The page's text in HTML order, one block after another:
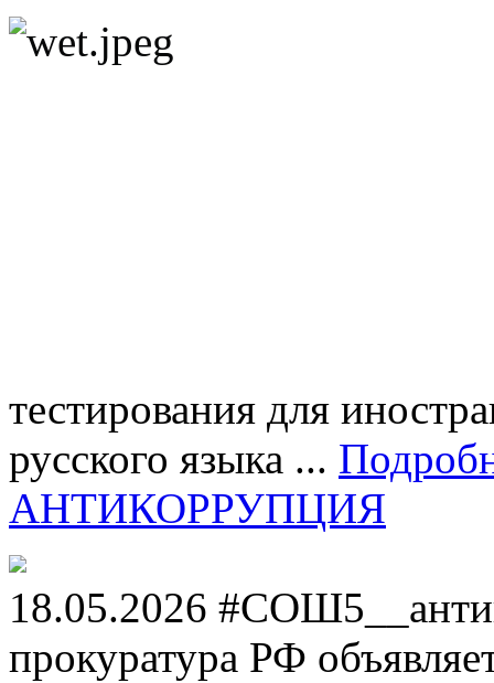
тестирования для
русского языка ...
АНТИКОРРУПЦИЯ
18.05.2026
прокуратура РФ